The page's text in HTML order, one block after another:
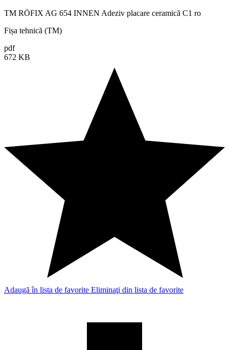
TM RÖFIX AG 654 INNEN Adeziv placare ceramică C1 ro
Fișa tehnică (TM)
pdf
672 KB
Adaugă în lista de favorite Eliminaţi din lista de favorite